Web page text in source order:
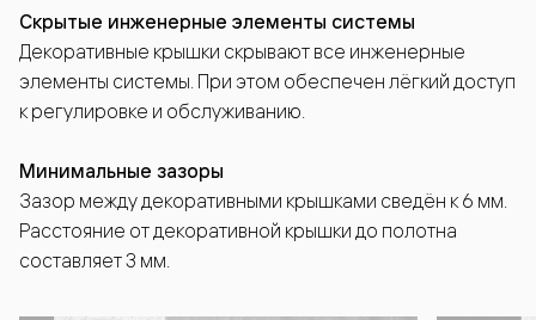
Скрытые инженерные элементы системы
Декоративные крышки скрывают все инженерные
элементы системы. При этом обеспечен лёгкий доступ
к регулировке и обслуживанию.
Минимальные зазоры
Зазор между декоративными крышками сведён к 6 мм.
Расстояние от декоративной крышки до полотна
составляет 3 мм.